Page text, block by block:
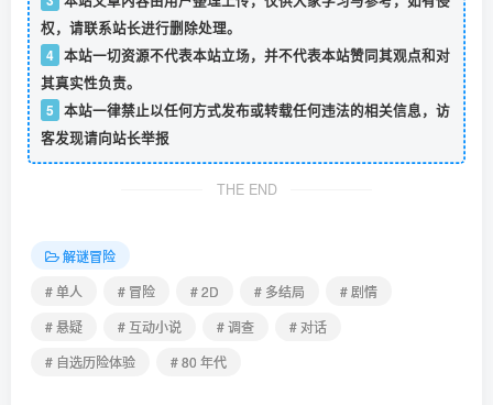
权，请联系站长进行删除处理。
4 本站一切资源不代表本站立场，并不代表本站赞同其观点和对
其真实性负责。
5 本站一律禁止以任何方式发布或转载任何违法的相关信息，访
客发现请向站长举报
THE END
解谜冒险
# 单人
# 冒险 # 2D # 多结局
# 剧情
# 悬疑
# 互动小说 # 调查
# 对话
# 自选历险体验
# 80 年代